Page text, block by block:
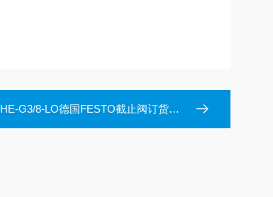
HE-G3/8-LO德国FESTO截止阀订货号197133原装正品*